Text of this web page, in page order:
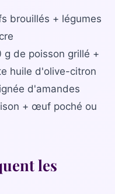
brouillés + légumes
g de poisson grillé +
huile d'olive-citron
d'amandes
+ œuf poché ou
les